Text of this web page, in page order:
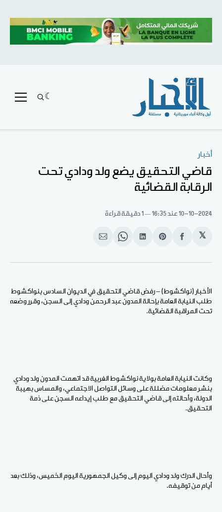
أخبار
قاضي التحقيق يضع ولد ودادي تحت
الرقابة القضائية
10-10-2024 عند 16:35 1 دقيقة قراءة
𝕏
انشر
الفيسبوك
Share
Pinterest
انشر
لينكد
Share
WhatsApp
انشر
الإيميل
الأخبار (نواكشوط) – رفض قاضي التحقيق في الديوان السادس بنواكشوط
طلب النيابة العامة بإحالة المدون عبد الرحمن ودادي إلى السجن، وقرر وضعه
تحت المراقبة القضائية.
وكانت النيابة العامة بولاية نواكشوط الغربية قد اتهمت المدون ولد ودادي
بنشر معلومات مضللة على وسائل التواصل الاجتماعي، والمساس بهيبة
الدولة، وأحالته إلى قاضي التحقيق مع طلب إيداعه السجن على ذمة
التحقيق.
وأحال الدرك ولد ودادي اليوم إلى وكيل الجمهورية اليوم الخميس، وذلك بعد
أيام من توقيفه.